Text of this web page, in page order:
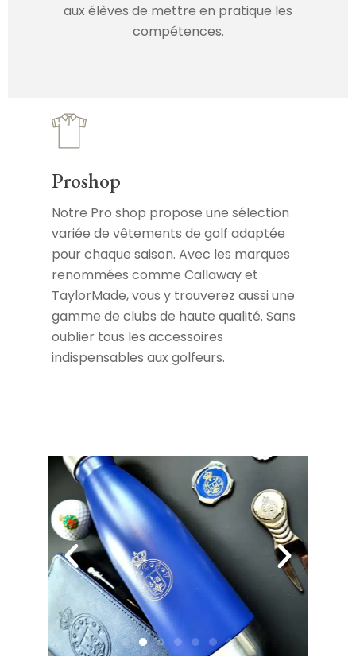
aux élèves de mettre en pratique les
compétences.
Proshop
Notre Pro shop propose une sélection
variée de vêtements de golf adaptée
pour chaque saison. Avec les marques
renommées comme Callaway et
TaylorMade, vous y trouverez aussi une
gamme de clubs de haute qualité. Sans
oublier tous les accessoires
indispensables aux golfeurs.